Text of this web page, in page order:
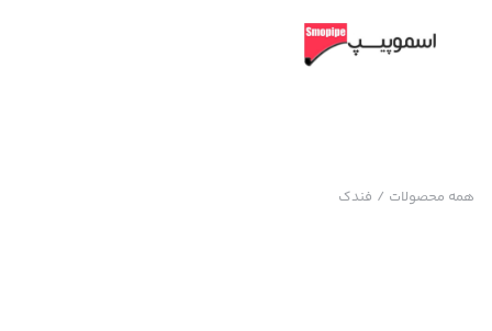
همه محصولات / فندک